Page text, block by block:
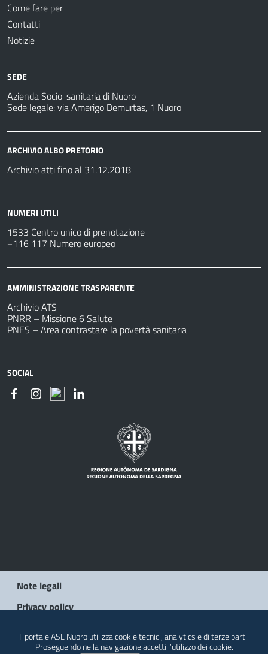
Come fare per
Contatti
Notizie
SEDE
Azienda Socio-sanitaria di Nuoro
Sede legale: via Amerigo Demurtas, 1 Nuoro
ARCHIVIO ALBO PRETORIO
Archivio atti fino al 31.12.2018
NUMERI UTILI
1533 Centro unico di prenotazione
+116 117 Numero europeo
AMMINISTRAZIONE TRASPARENTE
Archivio ATS
PNRR – Missione 6 Salute
PNES – Area contrastare la povertà sanitaria
SOCIAL
Note legali
Privacy policy
Contatti
Il portale ASL Nuoro utilizza cookie tecnici, analytics e di terze parti.
Proseguendo nella navigazione accetti l’utilizzo dei cookie.